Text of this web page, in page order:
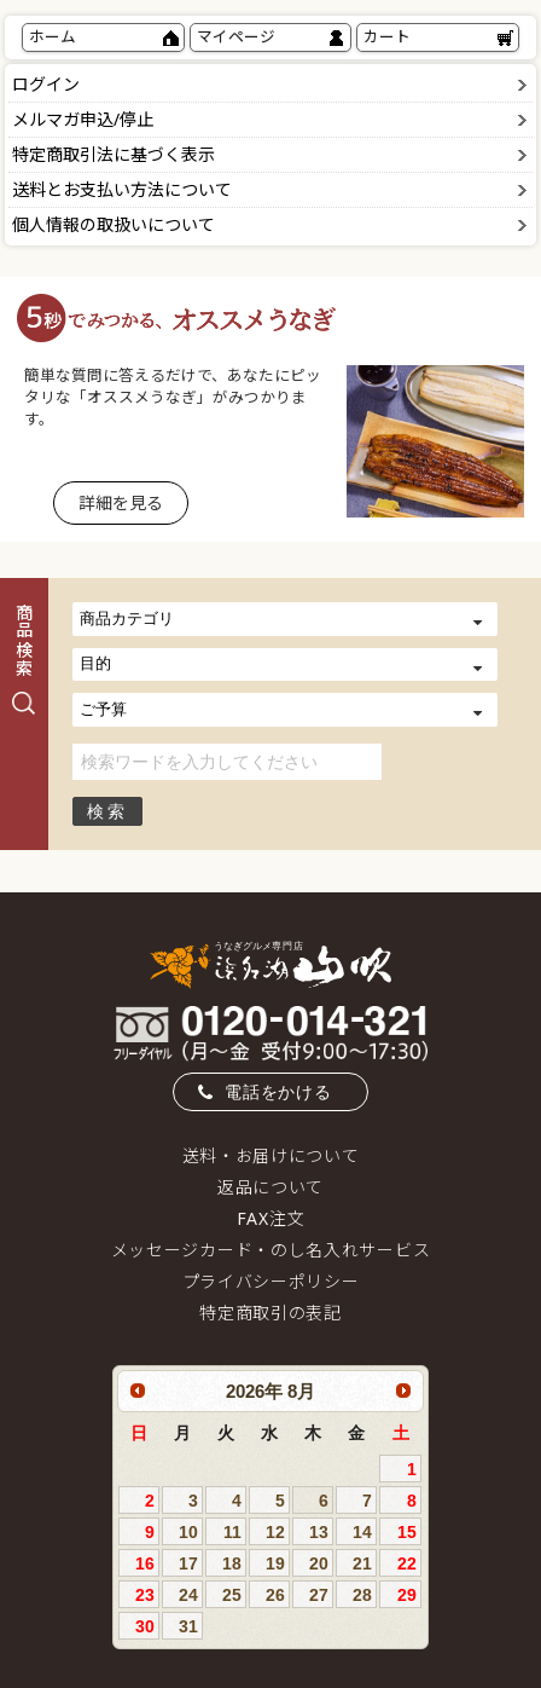
ホーム マイページ カート
ログイン
メルマガ申込/停止
特定商取引法に基づく表示
送料とお支払い方法について
個人情報の取扱いについて
簡単な質問に答えるだけで、あなたにピッ
タリな「オススメうなぎ」がみつかりま
す。
詳細を見る
商品検索
電話をかける
送料・お届けについて
返品について
FAX注文
メッセージカード・のし名入れサービス
プライバシーポリシー
特定商取引の表記
2026年 8月
日 月 火 水 木 金
土
1
2
3 4 5 6 7
8
9
10 11 12 13 14
15
16
17 18 19 20 21
22
23
24 25 26 27 28
29
30
31